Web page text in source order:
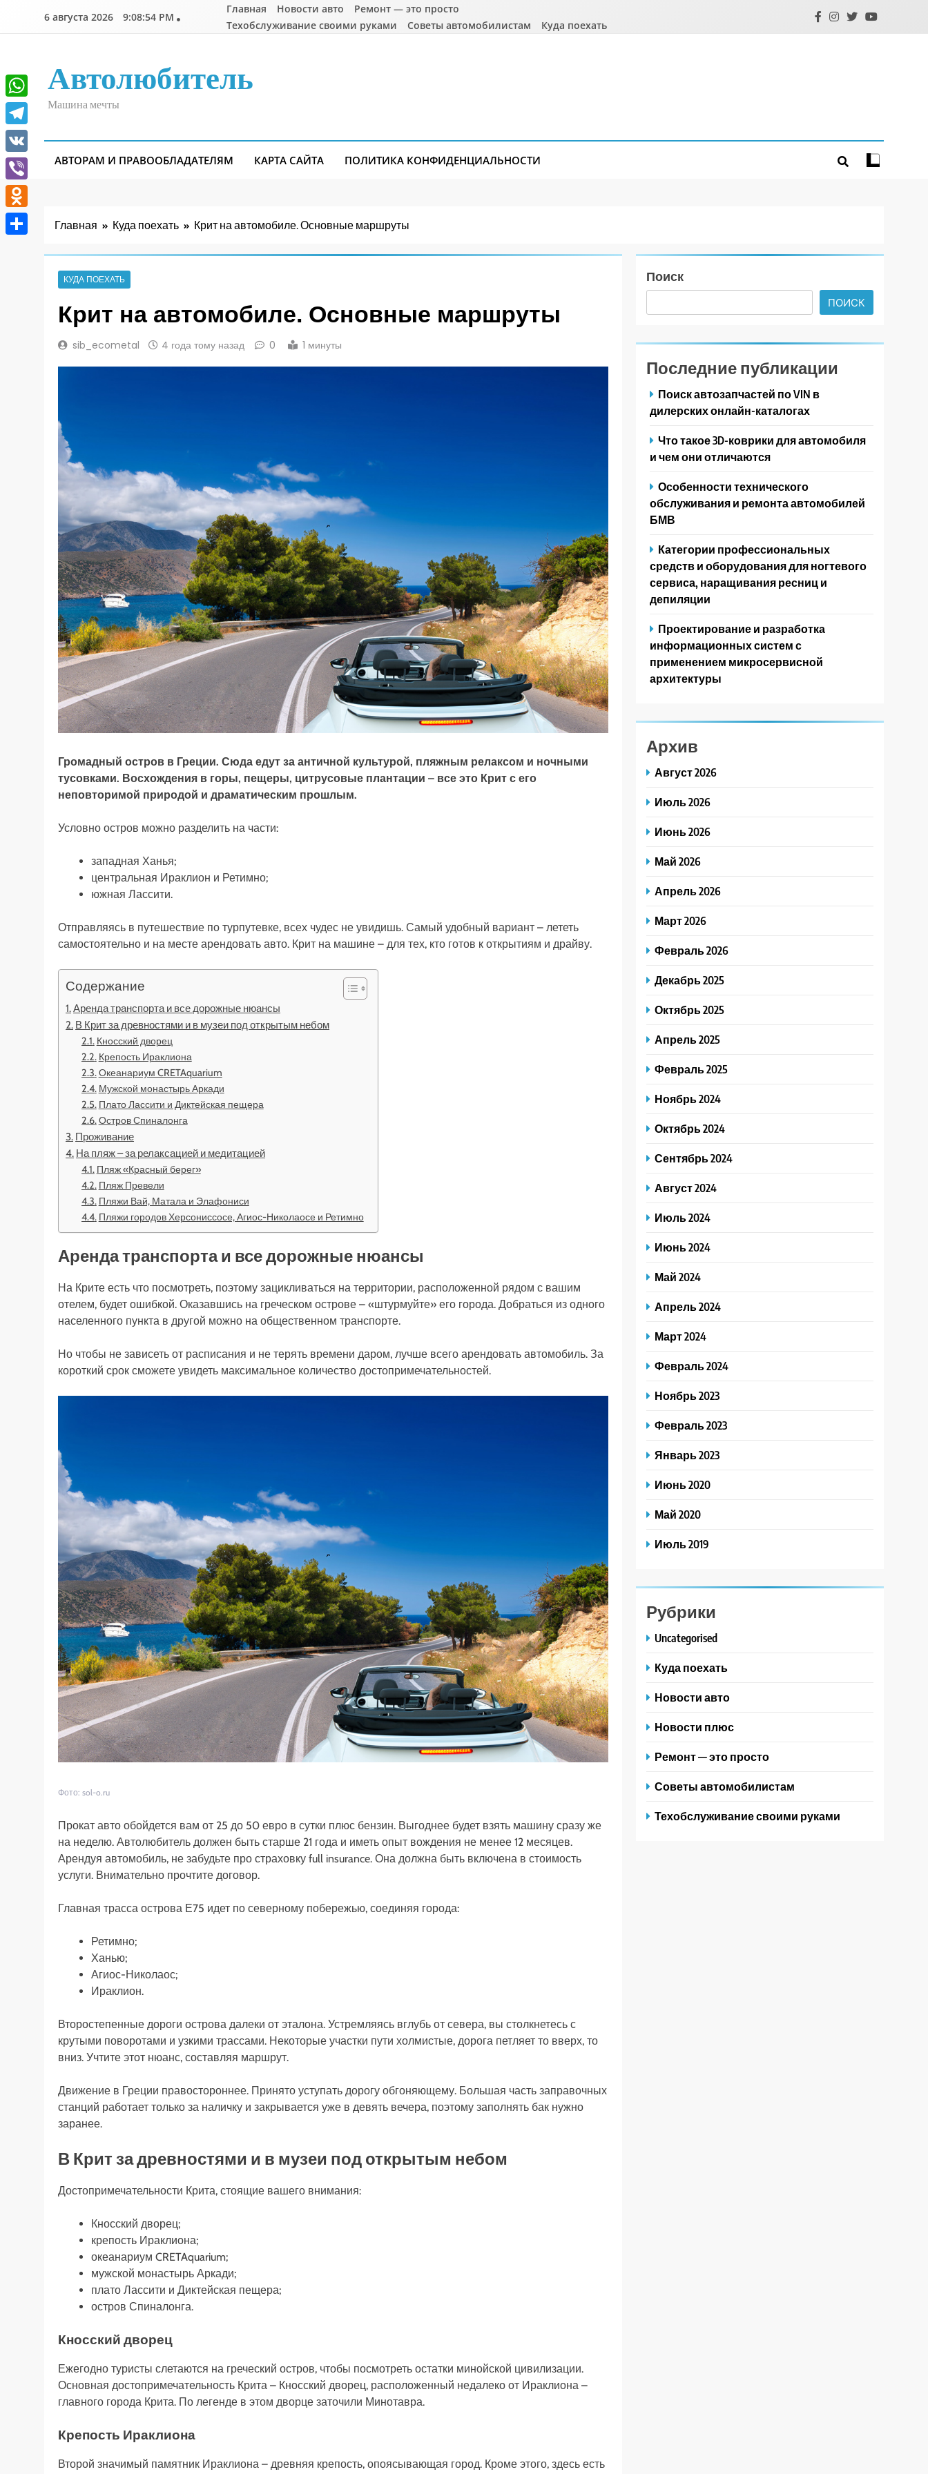
6 августа 2026 9:08:55 PM
Главная Новости авто
Ремонт — это просто
Техобслуживание своими руками
Советы автомобилистам Куда поехать
Автолюбитель
Машина мечты
АВТОРАМ И ПРАВООБЛАДАТЕЛЯМ КАРТА САЙТА ПОЛИТИКА КОНФИДЕНЦИАЛЬНОСТИ
Главная Куда поехать Крит на автомобиле. Основные маршруты
КУДА ПОЕХАТЬ
Крит на автомобиле. Основные маршруты
sib_ecometal 4 года тому назад 0 1 минуты
Громадный остров в Греции. Сюда едут за античной культурой, пляжным релаксом и ночными
тусовками. Восхождения в горы, пещеры, цитрусовые плантации – все это Крит с его
неповторимой природой и драматическим прошлым.
Условно остров можно разделить на части:
западная Ханья;
центральная Ираклион и Ретимно;
южная Лассити.
Отправляясь в путешествие по турпутевке, всех чудес не увидишь. Самый удобный вариант – лететь
самостоятельно и на месте арендовать авто. Крит на машине – для тех, кто готов к открытиям и драйву.
Содержание
Аренда транспорта и все дорожные нюансы
В Крит за древностями и в музеи под открытым небом
Кносский дворец
Крепость Ираклиона
Океанариум CRETAquarium
Мужской монастырь Аркади
Плато Лассити и Диктейская пещера
Остров Спиналонга
Проживание
На пляж – за релаксацией и медитацией
Пляж «Красный берег»
Пляж Превели
Пляжи Вай, Матала и Элафониси
Пляжи городов Херсониссосе, Агиос-Николаосе и Ретимно
Аренда транспорта и все дорожные нюансы
На Крите есть что посмотреть, поэтому зацикливаться на территории, расположенной рядом с вашим
отелем, будет ошибкой. Оказавшись на греческом острове – «штурмуйте» его города. Добраться из одного
населенного пункта в другой можно на общественном транспорте.
Но чтобы не зависеть от расписания и не терять времени даром, лучше всего арендовать автомобиль. За
короткий срок сможете увидеть максимальное количество достопримечательностей.
Фото: sol-o.ru
Прокат авто обойдется вам от 25 до 50 евро в сутки плюс бензин. Выгоднее будет взять машину сразу же
на неделю. Автолюбитель должен быть старше 21 года и иметь опыт вождения не менее 12 месяцев.
Арендуя автомобиль, не забудьте про страховку full insurance. Она должна быть включена в стоимость
услуги. Внимательно прочтите договор.
Главная трасса острова Е75 идет по северному побережью, соединяя города:
Ретимно;
Ханью;
Агиос-Николаос;
Ираклион.
Второстепенные дороги острова далеки от эталона. Устремляясь вглубь от севера, вы столкнетесь с
крутыми поворотами и узкими трассами. Некоторые участки пути холмистые, дорога петляет то вверх, то
вниз. Учтите этот нюанс, составляя маршрут.
Движение в Греции правостороннее. Принято уступать дорогу обгоняющему. Большая часть заправочных
станций работает только за наличку и закрывается уже в девять вечера, поэтому заполнять бак нужно
заранее.
В Крит за древностями и в музеи под открытым небом
Достопримечательности Крита, стоящие вашего внимания:
Кносский дворец;
крепость Ираклиона;
океанариум CRETAquarium;
мужской монастырь Аркади;
плато Лассити и Диктейская пещера;
остров Спиналонга.
Кносский дворец
Ежегодно туристы слетаются на греческий остров, чтобы посмотреть остатки минойской цивилизации.
Основная достопримечательность Крита – Кносский дворец, расположенный недалеко от Ираклиона –
главного города Крита. По легенде в этом дворце заточили Минотавра.
Крепость Ираклиона
Второй значимый памятник Ираклиона – древняя крепость, опоясывающая город. Кроме этого, здесь есть
Поиск
ПОИСК
Последние публикации
Поиск автозапчастей по VIN в
дилерских онлайн-каталогах
Что такое 3D-коврики для автомобиля
и чем они отличаются
Особенности технического
обслуживания и ремонта автомобилей
БМВ
Категории профессиональных
средств и оборудования для ногтевого
сервиса, наращивания ресниц и
депиляции
Проектирование и разработка
информационных систем с
применением микросервисной
архитектуры
Архив
Август 2026
Июль 2026
Июнь 2026
Май 2026
Апрель 2026
Март 2026
Февраль 2026
Декабрь 2025
Октябрь 2025
Апрель 2025
Февраль 2025
Ноябрь 2024
Октябрь 2024
Сентябрь 2024
Август 2024
Июль 2024
Июнь 2024
Май 2024
Апрель 2024
Март 2024
Февраль 2024
Ноябрь 2023
Февраль 2023
Январь 2023
Июнь 2020
Май 2020
Июль 2019
Рубрики
Uncategorised
Куда поехать
Новости авто
Новости плюс
Ремонт — это просто
Советы автомобилистам
Техобслуживание своими руками
WhatsApp
Telegram
VK
Viber
Odnoklassniki